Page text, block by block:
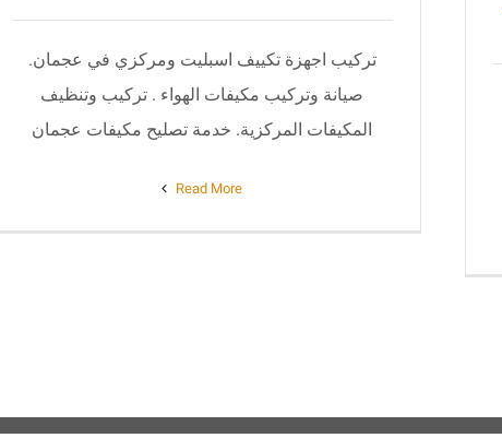
تركيب اجهزة تكييف اسبليت ومركزي في عجمان.
صيانة وتركيب مكيفات الهواء . تركيب وتنظيف
المكيفات المركزية. خدمة تصليح مكيفات عجمان
Read More